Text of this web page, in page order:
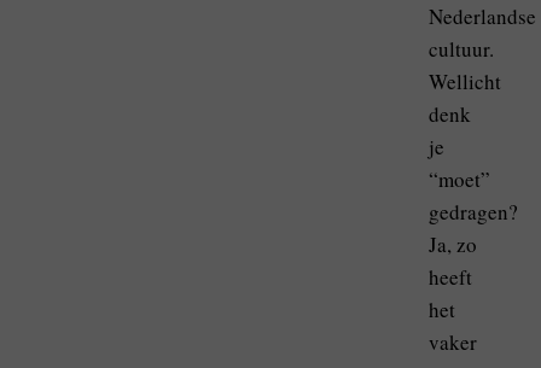
Nederlandse
cultuur.
Wellicht
denk
je
“moet”
gedragen?
Ja, zo
heeft
het
vaker